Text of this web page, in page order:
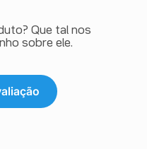
Que tal nos
sobre ele.